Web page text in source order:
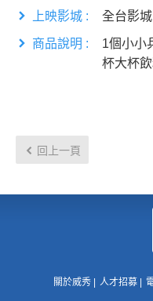
上映影城 : 全台影城
商品說明 :
1個小小
杯大杯
回上一頁
影城公告
中獎名單
商家介紹
關於威秀 人才招募